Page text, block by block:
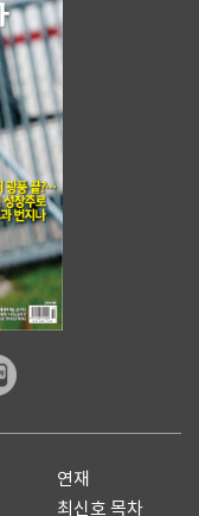
연재
최신호 목차